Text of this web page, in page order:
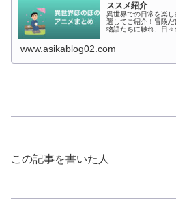
ススメ紹介
異世界での日常を楽
選してご紹介！冒険
物語たちに触れ、日
www.asikablog02.com
この記事を書いた人